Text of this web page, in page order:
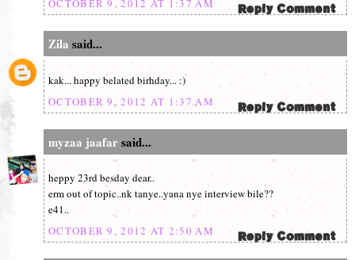
OCTOBER 9, 2012 AT 1:37 AM
Zila said...
kak... happy belated birhday... :)
OCTOBER 9, 2012 AT 1:37 AM
myzaa jaafarsaid...
heppy 23rd besday dear..
erm out of topic..nk tanye..yana nye interview bile??
e41..
OCTOBER 9, 2012 AT 2:50 AM